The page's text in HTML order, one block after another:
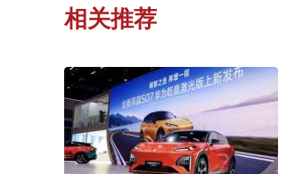
相关推荐